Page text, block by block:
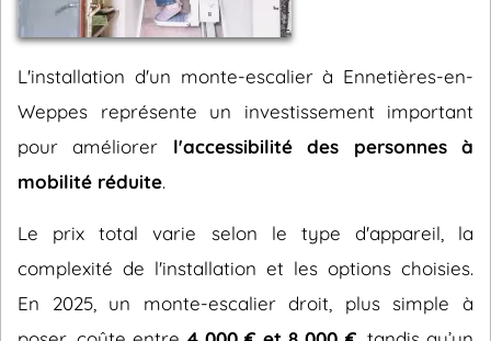
L'installation d'un monte-escalier à Ennetières-en-
Weppes représente un investissement important
pour améliorer l'accessibilité des personnes à
mobilité réduite.
Le prix total varie selon le type d'appareil, la
complexité de l'installation et les options choisies.
En 2025, un monte-escalier droit, plus simple à